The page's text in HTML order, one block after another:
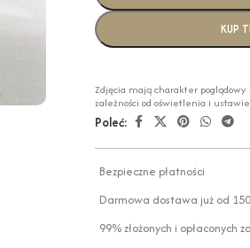
KUP
Zdjęcia mają charakter
zależności od oświetlenia i
Poleć:
Bezpieczne płatności
Darmowa dostawa już od
99% złożonych i